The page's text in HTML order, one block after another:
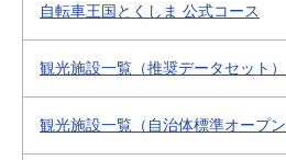
自転車王国とくしま 公式コース
観光施設一覧（推奨データセット）
観光施設一覧（自治体標準オープン